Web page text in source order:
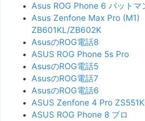
Asus ROG Phone 6 バットマ
Asus Zenfone Max Pro (M1)
ZB601KL/ZB602K
AsusのROG電話8
ASUS ROG Phone 5s Pro
AsusのROG電話5
AsusのROG電話7
AsusのROG電話6
ASUS Zenfone 4 Pro
ASUS ROG Phone 8 プロ